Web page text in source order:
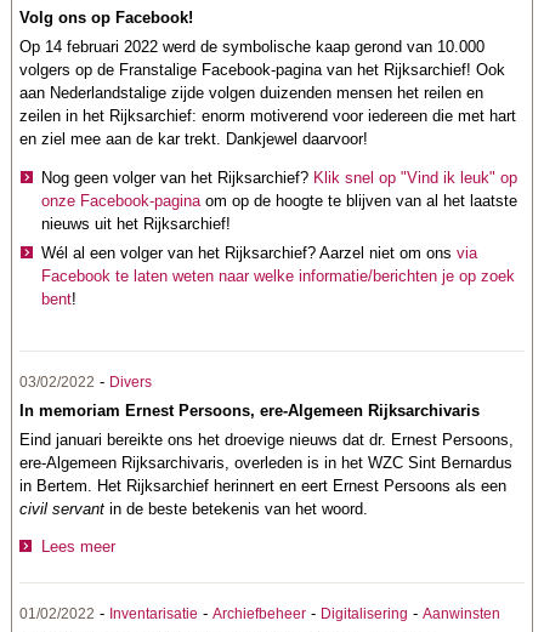
Volg ons op Facebook!
Op 14 februari 2022 werd de symbolische kaap gerond van 10.000
volgers op de Franstalige Facebook-pagina van het Rijksarchief! Ook
aan Nederlandstalige zijde volgen duizenden mensen het reilen en
zeilen in het Rijksarchief: enorm motiverend voor iedereen die met hart
en ziel mee aan de kar trekt. Dankjewel daarvoor!
Nog geen volger van het Rijksarchief? Klik snel op "Vind ik leuk" op
onze Facebook-pagina om op de hoogte te blijven van al het laatste
nieuws uit het Rijksarchief!
Wél al een volger van het Rijksarchief? Aarzel niet om ons via
Facebook te laten weten naar welke informatie/berichten je op zoek
bent!
03/02/2022 - Divers
In memoriam Ernest Persoons, ere-Algemeen Rijksarchivaris
Eind januari bereikte ons het droevige nieuws dat dr. Ernest Persoons,
ere-Algemeen Rijksarchivaris, overleden is in het WZC Sint Bernardus
in Bertem. Het Rijksarchief herinnert en eert Ernest Persoons als een
civil servant in de beste betekenis van het woord.
Lees meer
01/02/2022 - Inventarisatie -Archiefbeheer - Digitalisering -Aanwinsten